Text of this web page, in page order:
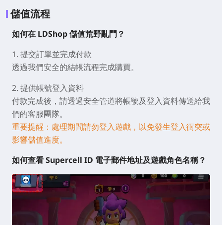
儲值流程
如何在 LDShop 儲值荒野亂鬥？
1. 提交訂單並完成付款
透過我們安全的結帳流程完成購買。
2. 提供帳號登入資料
付款完成後，請透過安全管道將帳號及登入資料傳送給我
們的客服團隊。
重要提醒：處理期間請勿登入遊戲，以免發生登入衝突或
影響儲值進度。
如何查看 Supercell ID 電子郵件地址及遊戲角色名稱？